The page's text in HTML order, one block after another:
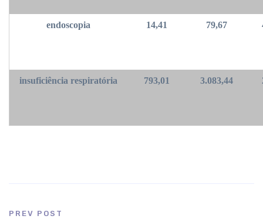
endoscopia 14,41 79,67
insuficiência respiratória 793,01 3.083,44
PREV POST